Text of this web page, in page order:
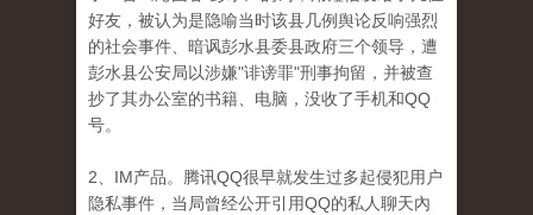
好友，被认为是隐喻当时该县几例舆论反响强烈
的社会事件、暗讽彭水县委县政府三个领导，遭
彭水县公安局以涉嫌"诽谤罪"刑事拘留，并被查
抄了其办公室的书籍、电脑，没收了手机和QQ
号。
2、IM产品。腾讯QQ很早就发生过多起侵犯用户
隐私事件，当局曾经公开引用QQ的私人聊天內